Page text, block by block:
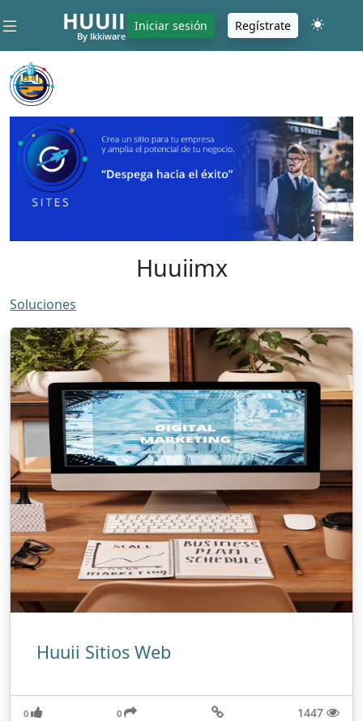
HUUII
By Ikkiware
Iniciar sesión Regístrate
Huuiimx
Soluciones
Huuii Sitios Web
0 0 1447